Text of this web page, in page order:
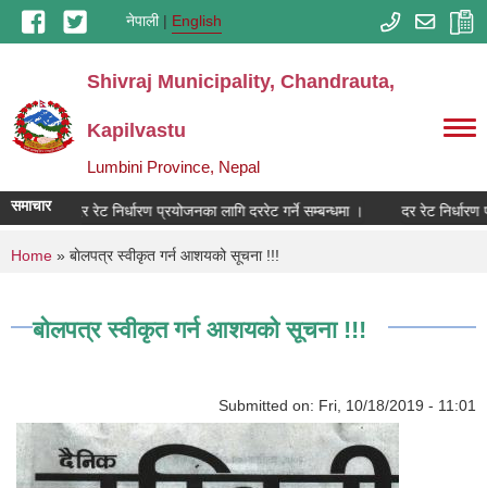
Skip to main contentनेपाली English
Shivraj Municipality, Chandrauta,
Kapilvastu
Lumbini Province, Nepal
समाचार
। दर रेट निर्धारण प्रयोजनका लागि दररेट गर्ने सम्बन्धमा । दर रेट निर्धारण
You are here
Home » बाेलपत्र स्वीकृत गर्न आशयको सूचना !!!
बाेलपत्र स्वीकृत गर्न आशयको सूचना !!!
Submitted on: Fri, 10/18/2019 - 11:01